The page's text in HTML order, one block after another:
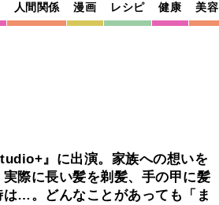
人間関係 漫画 レシピ 健康 美容
』に出演。家族への想いを
際に長い髪を剃髪、手の甲に髪
…。どんなことがあっても「ま